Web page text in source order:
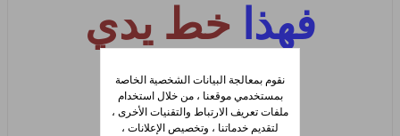
فهذا خط يدي
فتذكروني
نقوم بمعالجة البيانات الشخصية الخاصة
بمستخدمي موقعنا ، من خلال استخدام
ملفات تعريف الارتباط والتقنيات الأخرى ،
لتقديم خدماتنا ، وتخصيص الإعلانات ،